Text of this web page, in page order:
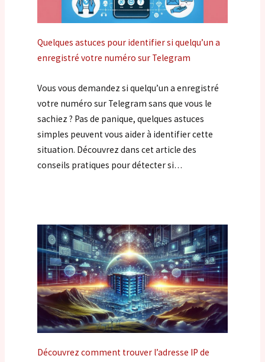
Quelques astuces pour identifier si quelqu’un a
enregistré votre numéro sur Telegram
Vous vous demandez si quelqu’un a enregistré
votre numéro sur Telegram sans que vous le
sachiez ? Pas de panique, quelques astuces
simples peuvent vous aider à identifier cette
situation. Découvrez dans cet article des
conseils pratiques pour détecter si…
Découvrez comment trouver l’adresse IP de